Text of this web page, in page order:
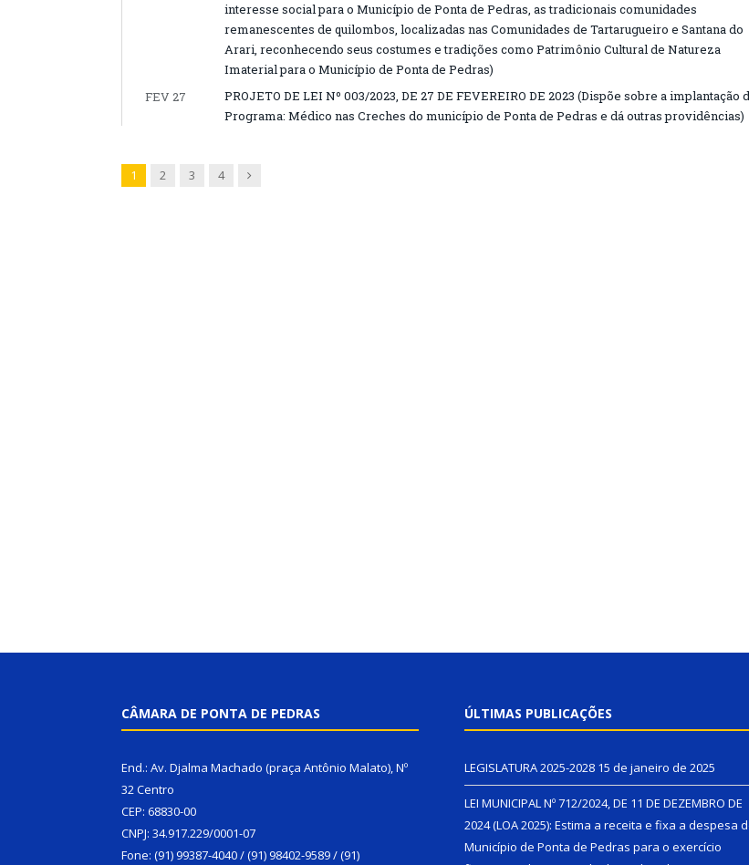
interesse social para o Município de Ponta de Pedras, as tradicionais comunidades
remanescentes de quilombos, localizadas nas Comunidades de Tartarugueiro e Santana do
Arari, reconhecendo seus costumes e tradições como Patrimônio Cultural de Natureza
Imaterial para o Município de Ponta de Pedras)
FEV 27
PROJETO DE LEI Nº 003/2023, DE 27 DE FEVEREIRO DE 2023 (Dispõe sobre a implantação
Programa: Médico nas Creches do município de Ponta de Pedras e dá outras providências)
1 2 3 4 Next
CÂMARA DE PONTA DE PEDRAS
End.: Av. Djalma Machado (praça Antônio Malato), Nº
32 Centro
CEP: 68830-00
CNPJ: 34.917.229/0001-07
Fone: (91) 99387-4040 / (91) 98402-9589 / (91)
ÚLTIMAS PUBLICAÇÕES
LEGISLATURA 2025-2028 15 de janeiro de 2025
LEI MUNICIPAL Nº 712/2024, DE 11 DE DEZEMBRO DE
2024 (LOA 2025): Estima a receita e fixa a despesa
Município de Ponta de Pedras para o exercício